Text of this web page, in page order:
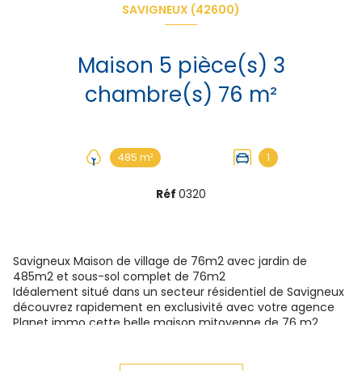
SAVIGNEUX (42600)
Maison 5 pièce(s) 3
chambre(s) 76 m²
485 m² 1
Réf 0320
Savigneux Maison de village de 76m2 avec jardin de
485m2 et sous-sol complet de 76m2
Idéalement situé dans un secteur résidentiel de Savigneux
découvrez rapidement en exclusivité avec votre agence
Planet immo cette belle maison mitoyenne de 76 m2